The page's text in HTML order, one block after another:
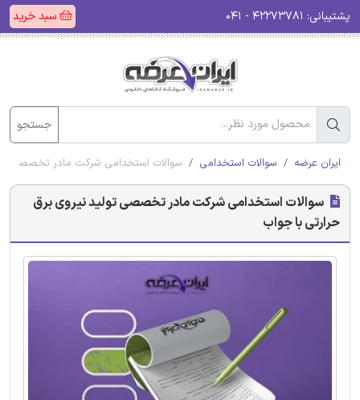
پشتیبانی: سبد خرید
جستجو
ایران عرضه سوالات استخدامی سوالات استخدامی شرکت مادر تخصصی
سوالات استخدامی شرکت مادر تخصصی تولید نیروی برق
حرارتی با جواب